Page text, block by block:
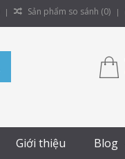
Sản phẩm so sánh (0)
Giới thiệu Blog